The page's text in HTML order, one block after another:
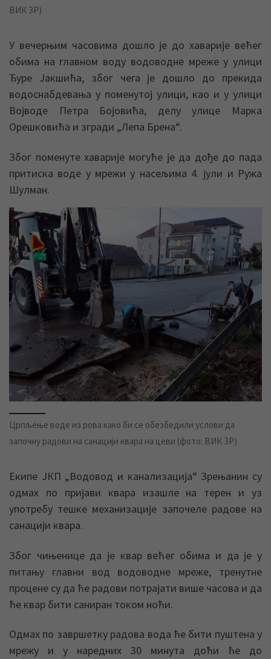
ВИК ЗР)
У вечерњим часовима дошло је до хаварије већег
обима на главном воду водоводне мреже у улици
Ђуре Јакшића, због чега је дошло до прекида
водоснабдевања у поменутој улици, као и у улици
Војводе Петра Бојовића, делу улице Марка
Орешковића и згради „Лепа Брена“.
Због поменуте хаварије могуће је да дође до пада
притиска воде у мрежи у насељима 4. јули и Ружа
Шулман.
Црпљење воде из рова како би се обезбедили услови да
започну радови на санацији квара на цеви (фото: ВИК ЗР)
Екипе ЈКП „Водовод и канализација“ Зрењанин су
одмах по пријави квара изашле на терен и уз
употребу тешке механизације започеле радове на
санацији квара.
Због чињенице да је квар већег обима и да је у
питању главни вод водоводне мреже, тренутне
процене су да ће радови потрајати више часова и да
ће квар бити саниран током ноћи.
Одмах по завршетку радова вода ће бити пуштена у
мрежу и у наредних 30 минута доћи ће до